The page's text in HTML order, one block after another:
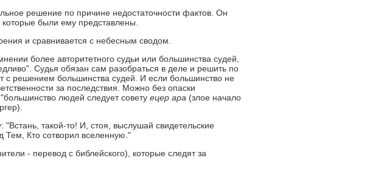
решение по причине недостаточности фактов. Он
которые были ему представлены.
и сравнивается с небесным сводом.
более авторитетного судьи или большинства судей,
Судья обязан сам разобраться в деле и решить по
с решением большинства судей. И если большинство не
за последствия. Можно без опаски
людей следует совету ецер ара (злое начало
"Встань, такой-то! И, стоя, выслушай свидетельские
Тем, Кто сотворил вселенную."
- перевод с библейского), которые следят за